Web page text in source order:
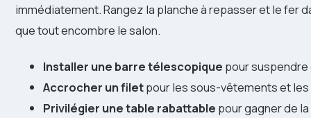
immédiatement. Rangez la planche à repasser et le fer
que tout encombre le salon.
Installer une barre télescopique pour
Accrocher un filetpour les sous-vêtements et
Privilégier une table rabattable pour gagner de